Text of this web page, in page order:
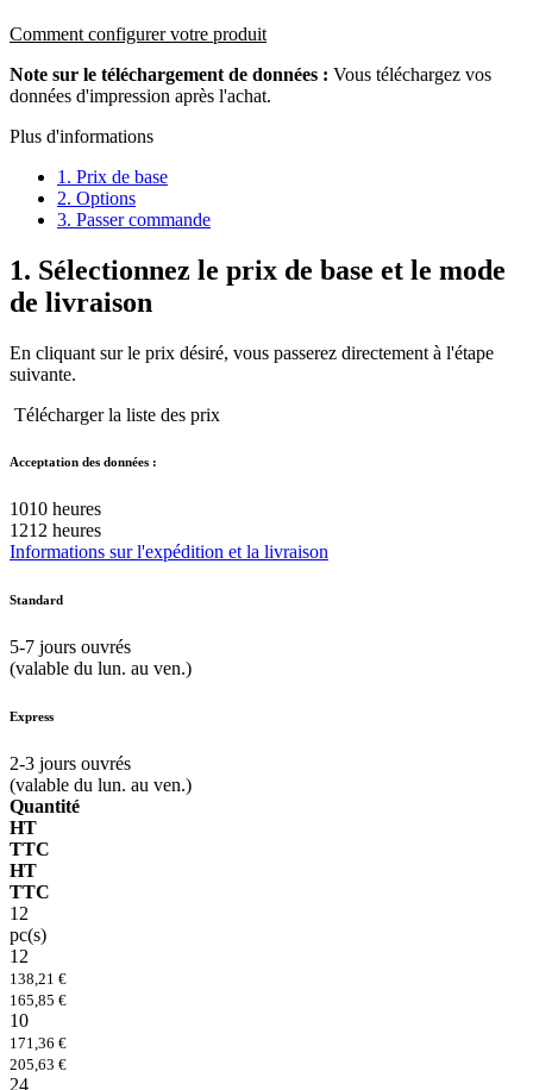
Comment configurer votre produit
Note sur le téléchargement de données : Vous téléchargez vos
données d'impression après l'achat.
Plus d'informations
1. Prix de base
2. Options
3. Passer commande
1. Sélectionnez le prix de base et le mode
de livraison
En cliquant sur le prix désiré, vous passerez directement à l'étape
suivante.
Télécharger la liste des prix
Acceptation des données :
1010 heures
1212 heures
Informations sur l'expédition et la livraison
Standard
5-7 jours ouvrés
(valable du lun. au ven.)
Express
2-3 jours ouvrés
(valable du lun. au ven.)
Quantité
HT
TTC
HT
TTC
12
pc(s)
12
138,21 €
165,85 €
10
171,36 €
205,63 €
24